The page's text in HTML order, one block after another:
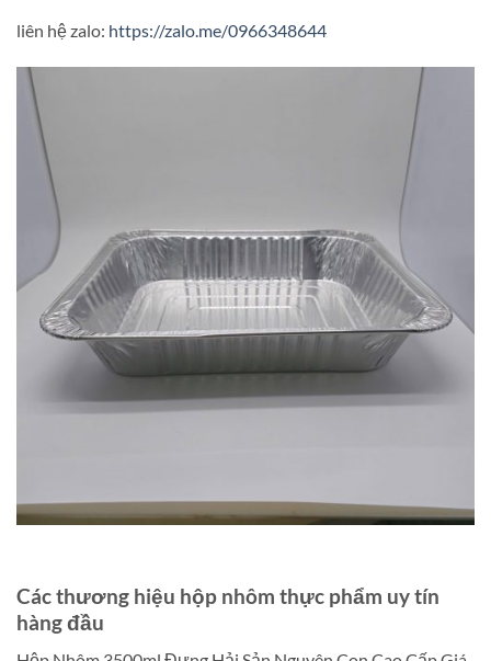
liên hệ zalo: https://zalo.me/0966348644
Các thương hiệu hộp nhôm thực phẩm uy tín
hàng đầu